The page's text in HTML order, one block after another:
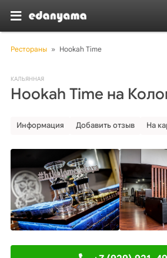
Рестораны » Hookah Time
КАЛЬЯННАЯ
Hookah Time на
Информация Добавить отзыв На